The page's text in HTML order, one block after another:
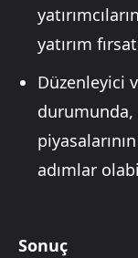
yatırım
Düzenleyici
adımlar
Sonuç